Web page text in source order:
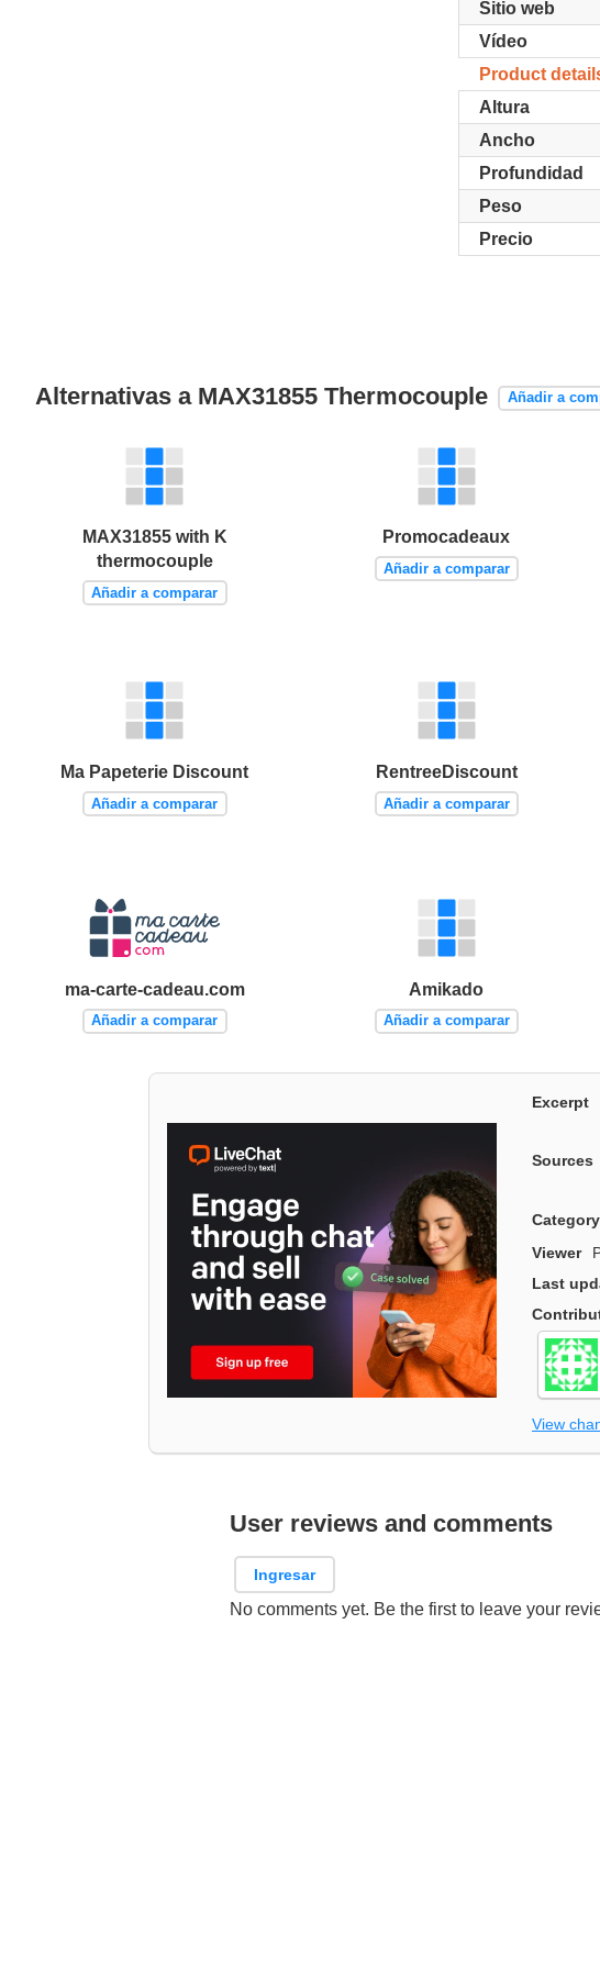
Sitio web
Vídeo
Product
Altura
Ancho
Profundidad
Peso
Precio
Alternativas a MAX31855 Thermocouple Añadir a
MAX31855 with K
thermocouple
Añadir a comparar
Promocadeaux
Añadir a comparar
Ma Papeterie Discount
Añadir a comparar
RentreeDiscount
Añadir a comparar
ma-carte-cadeau.com
Añadir a comparar
Amikado
Añadir a comparar
Excerpt
Sources
Category
Viewer
Last
View
User reviews and comments
Ingresar
No comments yet. Be the first to leave your